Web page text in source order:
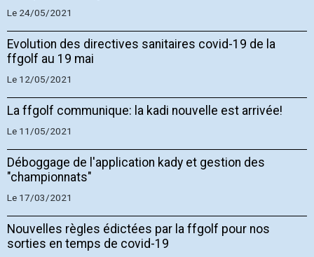
Le 24/05/2021
Evolution des directives sanitaires covid-19 de la
ffgolf au 19 mai
Le 12/05/2021
La ffgolf communique: la kadi nouvelle est arrivée!
Le 11/05/2021
Déboggage de l'application kady et gestion des
"championnats"
Le 17/03/2021
Nouvelles règles édictées par la ffgolf pour nos
sorties en temps de covid-19